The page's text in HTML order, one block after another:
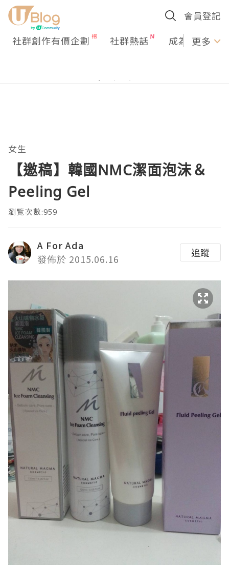
會員登記
社群創作有價企劃 社群熱話 成為U更多
女生
【邀稿】韓國NMC潔面泡沫＆
Peeling Gel
瀏覽次數:959
A For Ada
發佈於 2015.06.16
追蹤